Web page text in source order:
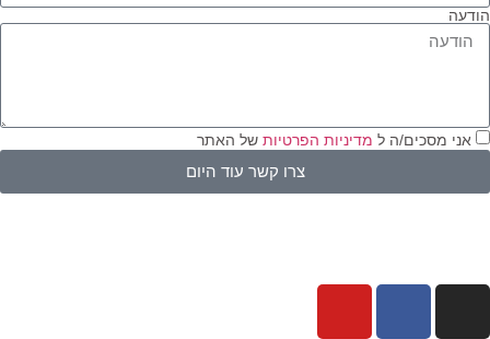
אני מסכים/ה למדיניות הפרטיותשל האתר
צרו קשר עוד היום